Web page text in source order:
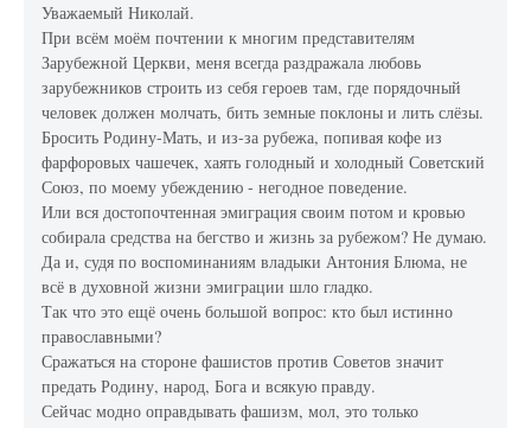
Уважаемый Николай.
При всём моём почтении к многим представителям
Зарубежной Церкви, меня всегда раздражала любовь
зарубежников строить из себя героев там, где порядочный
человек должен молчать, бить земные поклоны и лить слёзы.
Бросить Родину-Мать, и из-за рубежа, попивая кофе из
фарфоровых чашечек, хаять голодный и холодный Советский
Союз, по моему убеждению - негодное поведение.
Или вся достопочтенная эмиграция своим потом и кровью
собирала средства на бегство и жизнь за рубежом? Не думаю.
Да и, судя по воспоминаниям владыки Антония Блюма, не
всё в духовной жизни эмиграции шло гладко.
Так что это ещё очень большой вопрос: кто был истинно
православными?
Сражаться на стороне фашистов против Советов значит
предать Родину, народ, Бога и всякую правду.
Сейчас модно оправдывать фашизм, мол, это только